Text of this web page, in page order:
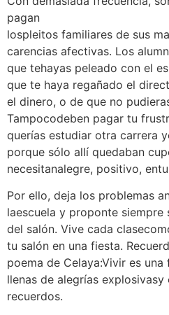
pagan
lospleitos familiares de sus
carencias afectivas. Los
que tehayas peleado con el
que te haya regañado el
el dinero, o de que no
Tampocodeben pagar tu
querías estudiar otra carrera
porque sólo allí quedaban
necesitanalegre, positivo,
Por ello, deja los problemas
laescuela y proponte siempre
del salón. Vive cada
tu salón en una fiesta.
poema de Celaya:Vivir es una
llenas de alegrías
recuerdos.